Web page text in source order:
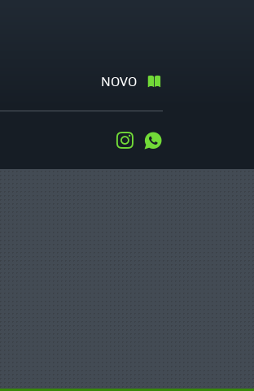
NOVO
Instagram